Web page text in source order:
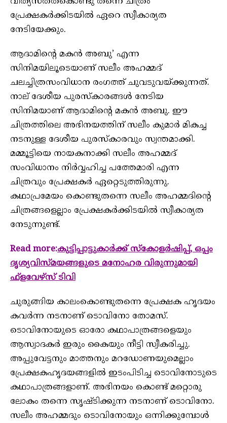
പ്രേക്ഷകര്‍ക്കിടയില്‍ ഏറെ സ്വീകാര്യത
നേടിയേക്കും.
ആദാമിന്റെ മകന്‍ അബു’ എന്ന
സിനിമയിലൂടെയാണ് സലീം അഹമ്മദ്
ചലച്ചിത്രസംവിധാന രംഗത്ത് ചുവടുവയ്ക്കുന്നത്.
നാല് ദേശീയ പുരസ്‌കാരങ്ങള്‍ നേടിയ
സിനിമയാണ് ആദാമിന്റെ മകന്‍ അബു. ഈ
ചിത്രത്തിലെ അഭിനയത്തിന് സലീം കുമാര്‍ മികച്ച
നടനുള്ള ദേശീയ പുരസ്‌കാരവും സ്വന്തമാക്കി.
മമ്മൂട്ടിയെ നായകനാക്കി സലീം അഹമ്മദ്
സംവിധാനം നിര്‍വ്വഹിച്ച പത്തേമാരി എന്ന
ചിത്രവും പ്രേക്ഷകര്‍ ഏറ്റെടുത്തിരുന്നു.
കഥാപ്രമേയം കൊണ്ടുതന്നെ സലീം അഹമ്മദിന്റെ
ചിത്രങ്ങളെല്ലാം പ്രേക്ഷകര്‍ക്കിടയില്‍ സ്വീകാര്യത
നേടുന്നുണ്ട്.
Read more:കുട്ടിപ്പാട്ടുകാര്‍ക്ക് സ്കോളര്‍ഷിപ്പ്, ഒപ്പം
ദൃശ്യവിസ്മയങ്ങളുടെ മനോഹര വിരുന്നുമായി
ഫ്ളവേഴ്‌സ് ടിവി
ചുരുങ്ങിയ കാലംകൊണ്ടുതന്നെ പ്രേക്ഷക ഹൃദയം
കവര്‍ന്ന നടനാണ് ടൊവിനോ തോമസ്.
ടൊവിനോയുടെ ഓരോ കഥാപാത്രങ്ങളെയും
ആസ്വാദകര്‍ ഇരും കൈയും നീട്ടി സ്വീകരിച്ചു.
അപ്പുവേട്ടനും മാത്തനും മറഡോണയുമെല്ലാം
പ്രേക്ഷകഹൃദയങ്ങളില്‍ ഇടംപിടിച്ച ടൊവിനോടുടെ
കഥാപാത്രങ്ങളാണ്. അഭിനയം കൊണ്ട് മറ്റൊരു
ലോകം തന്നെ സൃഷ്ടിക്കുന്ന നടനാണ് ടൊവിനോ.
സലീം അഹമ്മദും ടൊവിനോയും ഒന്നിക്കുമ്പോള്‍